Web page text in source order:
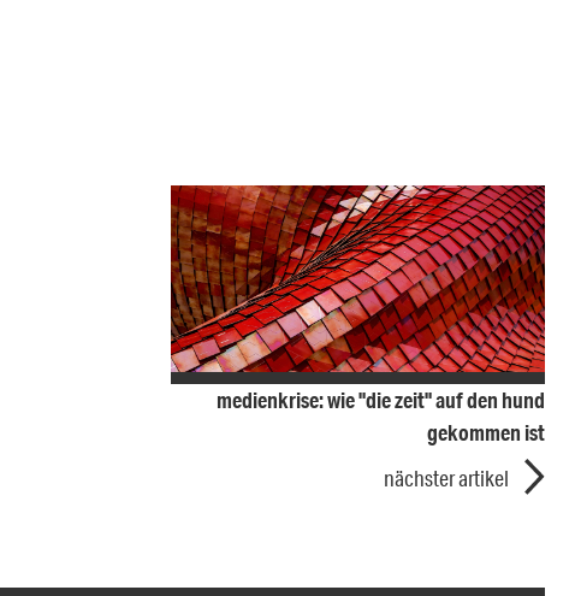
medienkrise: wie "die zeit" auf den hund
gekommen ist
nächster artikel